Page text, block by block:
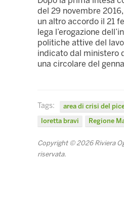
del 29 novembre
un altro accordo il 21
lega l’erogazione
politiche attive del
indicato dal ministero
una circolare del
Tags: area di crisi del
loretta bravi
Regione
Copyright © 2026 Riviera
riservata.